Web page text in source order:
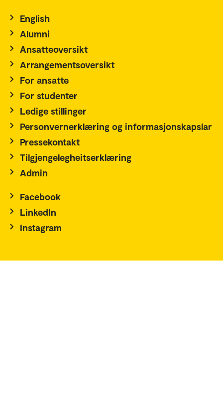
English
Alumni
Ansatteoversikt
Arrangementsoversikt
For ansatte
For studenter
Ledige stillinger
Personvernerklæring og informasjonskapslar
Pressekontakt
Tilgjengelegheitserklæring
Admin
Facebook
LinkedIn
Instagram